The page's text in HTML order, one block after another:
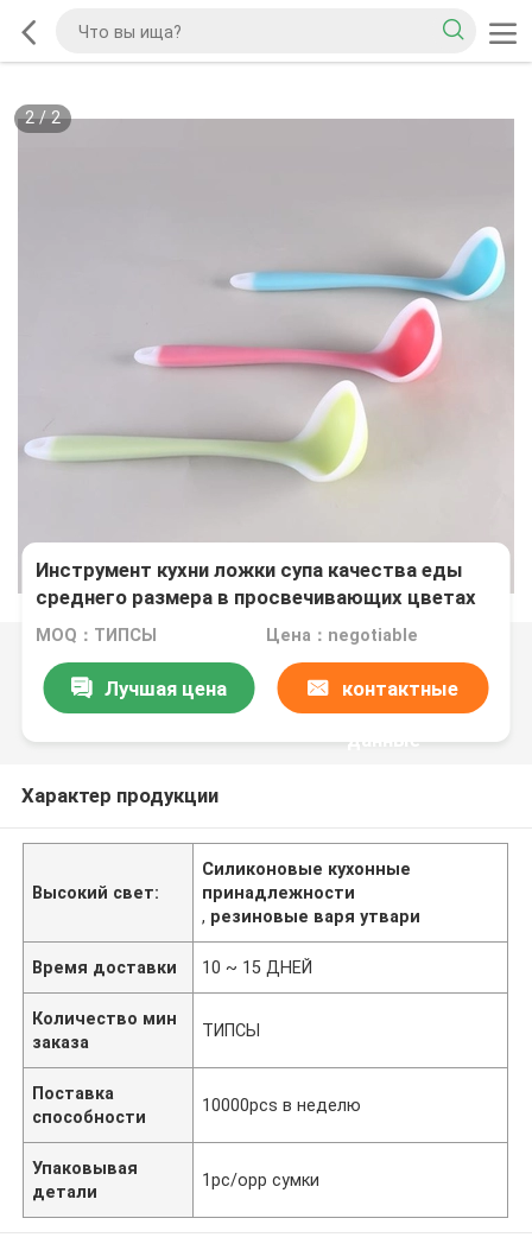
2/2
Инструмент кухни ложки супа качества еды
среднего размера в просвечивающих цветах
MOQ：ТИПСЫ Цена：negotiable
Лучшая цена контактные
данные
Характер продукции
Высокий свет:
Силиконовые кухонные
принадлежности
, резиновые варя утвари
Время доставки 10 ~ 15 ДНЕЙ
Количество мин
заказа
ТИПСЫ
Поставка
способности
10000pcs в неделю
Упаковывая
детали
1pc/opp сумки